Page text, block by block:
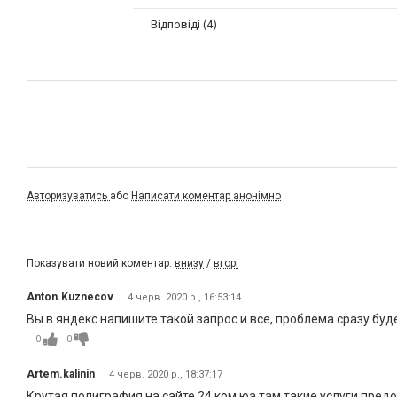
Відповіді (4)
Авторизуватись або Написати коментар анонімно
Показувати новий коментар: внизу / вгорі
Anton.Kuznecov 4 черв. 2020 р., 16:53:14
Вы в яндекс напишите такой запрос и все, проблема сразу
0 0
Artem.kalinin 4 черв. 2020 р., 18:37:17